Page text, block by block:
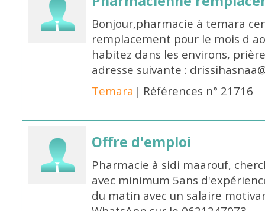
Bonjour,pharmacie à temara
remplacement pour le mois d
habitez dans les environs,
adresse suivante :
Temara | Références n° 21716
Offre d'emploi
Pharmacie à sidi maarouf,
avec minimum 5ans
du matin avec un salaire